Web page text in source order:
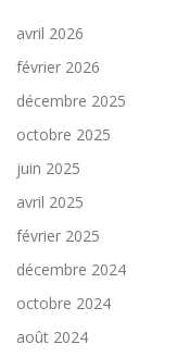
avril 2026
février 2026
décembre 2025
octobre 2025
juin 2025
avril 2025
février 2025
décembre 2024
octobre 2024
août 2024